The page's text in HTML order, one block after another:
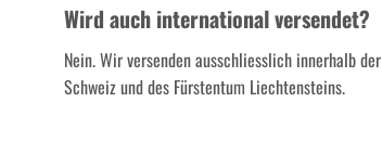
Wird auch international versendet?
Nein. Wir versenden ausschliesslich innerhalb der
Schweiz und des Fürstentum Liechtensteins.